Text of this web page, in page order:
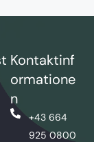
Kontaktinf
ormatione
n
+43 664
925 0800